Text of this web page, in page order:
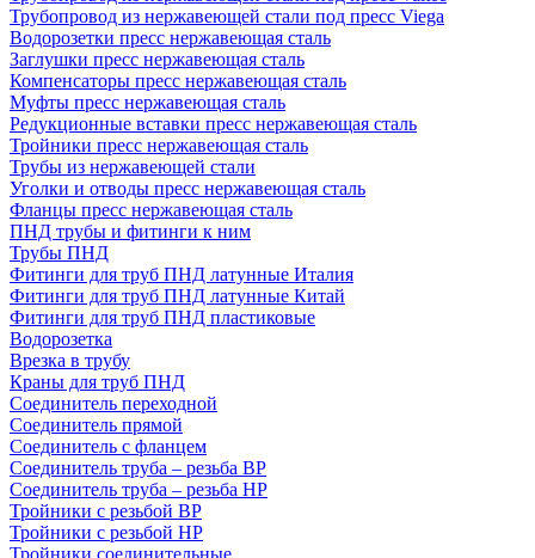
Трубопровод из нержавеющей стали под пресс Viega
Водорозетки пресс нержавеющая сталь
Заглушки пресс нержавеющая сталь
Компенсаторы пресс нержавеющая сталь
Муфты пресс нержавеющая сталь
Редукционные вставки пресс нержавеющая сталь
Тройники пресс нержавеющая сталь
Трубы из нержавеющей стали
Уголки и отводы пресс нержавеющая сталь
Фланцы пресс нержавеющая сталь
ПНД трубы и фитинги к ним
Трубы ПНД
Фитинги для труб ПНД латунные Италия
Фитинги для труб ПНД латунные Китай
Фитинги для труб ПНД пластиковые
Водорозетка
Врезка в трубу
Краны для труб ПНД
Соединитель переходной
Соединитель прямой
Соединитель с фланцем
Соединитель труба – резьба ВР
Соединитель труба – резьба НР
Тройники с резьбой ВР
Тройники с резьбой НР
Тройники соединительные